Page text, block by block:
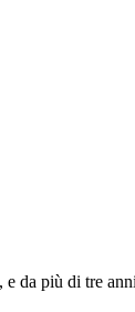
da più di tre